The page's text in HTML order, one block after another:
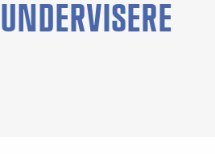
UNDERVISERE